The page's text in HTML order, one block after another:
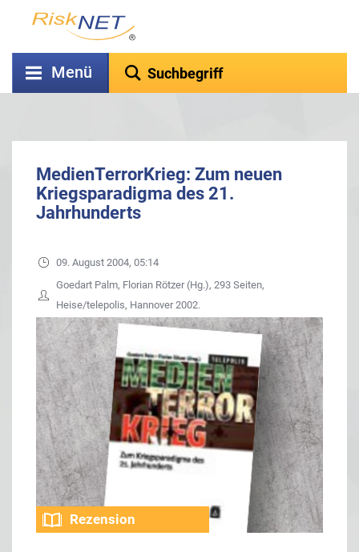
Menü
MedienTerrorKrieg: Zum neuen
Kriegsparadigma des 21.
Jahrhunderts
09. August 2004, 05:14
Goedart Palm, Florian Rötzer (Hg.), 293 Seiten,
Heise/telepolis, Hannover 2002.
Rezension